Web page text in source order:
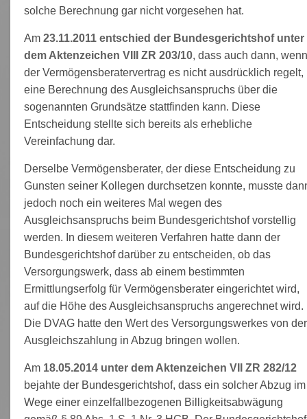
solche Berechnung gar nicht vorgesehen hat.
Am23.11.2011 entschied der Bundesgerichtshof unter
dem Aktenzeichen VIII ZR 203/10, dass auch dann,
der Vermögensberatervertrag es nicht ausdrücklich regelt,
eine Berechnung des Ausgleichsanspruchs über die
sogenannten Grundsätze stattfinden kann. Diese
Entscheidung stellte sich bereits als erhebliche
Vereinfachung dar.
Derselbe Vermögensberater, der diese Entscheidung zu
Gunsten seiner Kollegen durchsetzen konnte, musste
jedoch noch ein weiteres Mal wegen des
Ausgleichsanspruchs beim Bundesgerichtshof vorstellig
werden. In diesem weiteren Verfahren hatte dann der
Bundesgerichtshof darüber zu entscheiden, ob das
Versorgungswerk, dass ab einem bestimmten
Ermittlungserfolg für Vermögensberater eingerichtet wird,
auf die Höhe des Ausgleichsanspruchs angerechnet wird.
Die DVAG hatte den Wert des Versorgungswerkes von der
Ausgleichszahlung in Abzug bringen wollen.
Am 18.05.2014 unter dem Aktenzeichen VII ZR 282/12
bejahte der Bundesgerichtshof, dass ein solcher Abzug im
Wege einer einzelfallbezogenen Billigkeitsabwägung